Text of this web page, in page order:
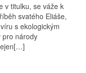
v titulku, se váže k
svatého Eliáše,
s ekologickým
pro národy